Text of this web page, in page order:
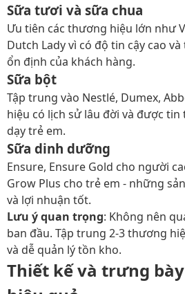
Sữa tươi và sữa chua
Ưu tiên các thương hiệu lớn như
Dutch Lady vì có độ tin cậy cao
ổn định của khách hàng.
Sữa bột
Tập trung vào Nestlé, Dumex,
hiệu có lịch sử lâu đời và được
dạy trẻ em.
Sữa dinh dưỡng
Ensure, Ensure Gold cho người
Grow Plus cho trẻ em - những
và lợi nhuận tốt.
Lưu ý quan trọng: Không nên
ban đầu. Tập trung 2-3 thương
và dễ quản lý tồn kho.
Thiết kế và trưng